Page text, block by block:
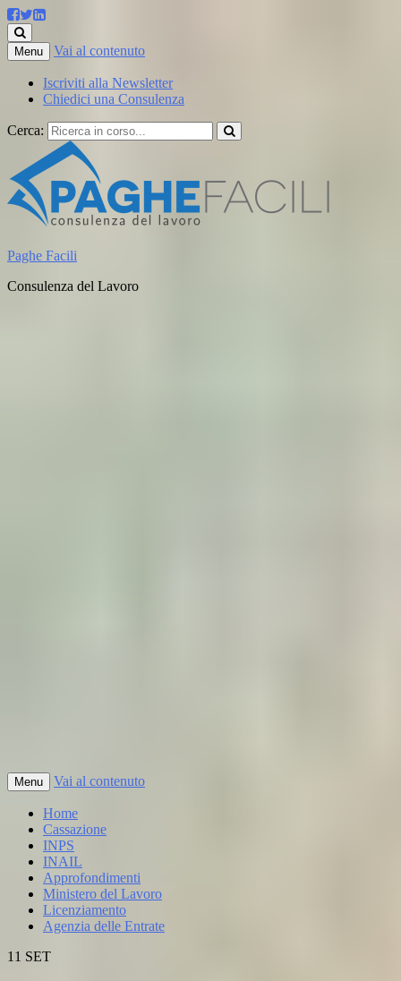
Menu Vai al contenuto
Iscriviti alla Newsletter
Chiedici una Consulenza
Cerca:
Paghe Facili
Consulenza del Lavoro
Menu Vai al contenuto
Home
Cassazione
INPS
INAIL
Approfondimenti
Ministero del Lavoro
Licenziamento
Agenzia delle Entrate
11 SET